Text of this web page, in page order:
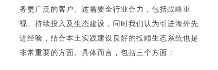
务更广泛的客户。这需要全行业合力，包括战略重
视、持续投入及生态建设，同时我们认为引进海外先
进经验，结合本土实践建设良好的投顾生态系统也是
非常重要的方面。具体而言，包括三个方面：